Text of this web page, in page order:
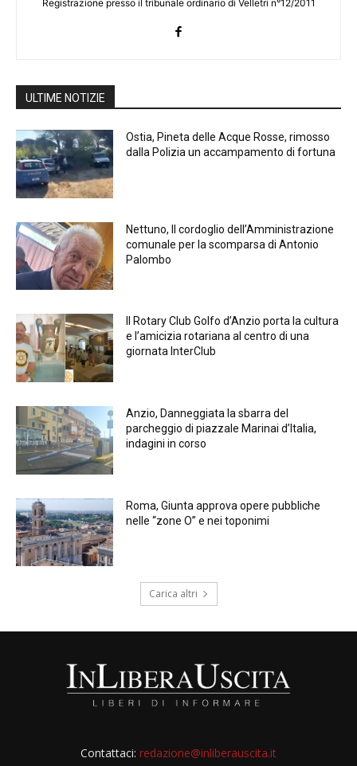
Registrazione presso il tribunale ordinario di Velletri n°12/2011
ULTIME NOTIZIE
Ostia, Pineta delle Acque Rosse, rimosso
dalla Polizia un accampamento di fortuna
Nettuno, Il cordoglio dell’Amministrazione
comunale per la scomparsa di Antonio
Palombo
Il Rotary Club Golfo d’Anzio porta la cultura
e l’amicizia rotariana al centro di una
giornata InterClub
Anzio, Danneggiata la sbarra del
parcheggio di piazzale Marinai d’Italia,
indagini in corso
Roma, Giunta approva opere pubbliche
nelle “zone O” e nei toponimi
Carica altri
Contattaci: redazione@inliberauscita.it